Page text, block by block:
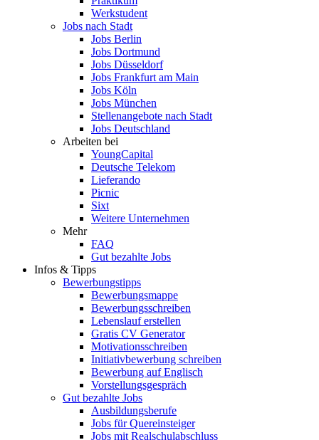
Werkstudent
Jobs nach Stadt
Jobs Berlin
Jobs Dortmund
Jobs Düsseldorf
Jobs Frankfurt am Main
Jobs Köln
Jobs München
Stellenangebote nach Stadt
Jobs Deutschland
Arbeiten bei
YoungCapital
Deutsche Telekom
Lieferando
Picnic
Sixt
Weitere Unternehmen
Mehr
FAQ
Gut bezahlte Jobs
Infos & Tipps
Bewerbungstipps
Bewerbungsmappe
Bewerbungsschreiben
Lebenslauf erstellen
Gratis CV Generator
Motivationsschreiben
Initiativbewerbung schreiben
Bewerbung auf Englisch
Vorstellungsgespräch
Gut bezahlte Jobs
Ausbildungsberufe
Jobs für Quereinsteiger
Jobs mit Realschulabschluss